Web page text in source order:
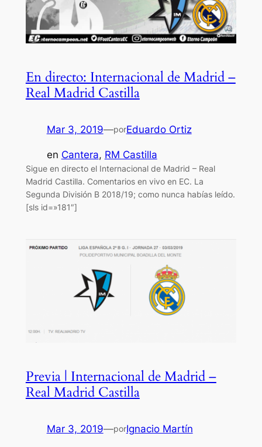
En directo: Internacional de Madrid –
Real Madrid Castilla
Mar 3, 2019—porEduardo Ortiz
en Cantera, RM Castilla
Sigue en directo el Internacional de Madrid – Real
Madrid Castilla. Comentarios en vivo en EC. La
Segunda División B 2018/19; como nunca habías leído.
[sls id=»181″]
Previa | Internacional de Madrid –
Real Madrid Castilla
Mar 3, 2019—porIgnacio Martín